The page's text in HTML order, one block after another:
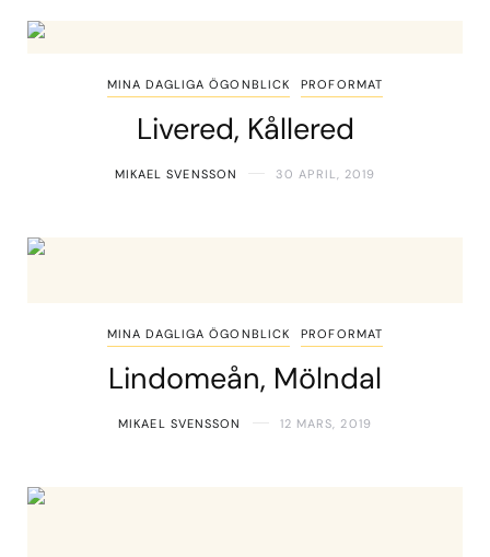
MINA DAGLIGA ÖGONBLICK PROFORMAT
Livered, Kållered
MIKAEL SVENSSON 30 APRIL, 2019
MINA DAGLIGA ÖGONBLICK PROFORMAT
Lindomeån, Mölndal
MIKAEL SVENSSON 12 MARS, 2019